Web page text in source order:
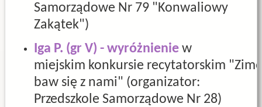
Samorządowe Nr 79 "Konwaliowy
Zakątek")
Iga P. (gr V) - wyróżnienie w
miejskim konkursie recytatorskim
baw się z nami" (organizator:
Przedszkole Samorządowe Nr 28)